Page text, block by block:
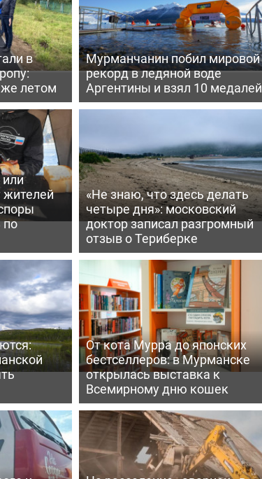
в
летом
Мурманчанин побил мировой
рекорд в ледяной воде
Аргентины и взял 10 медалей
или
жителей
по
«Не знаю, что здесь делать
четыре дня»: московский
доктор записал разгромный
отзыв о Териберке
От кота Мурра до японских
бестселлеров: в Мурманске
открылась выставка к
Всемирному дню кошек